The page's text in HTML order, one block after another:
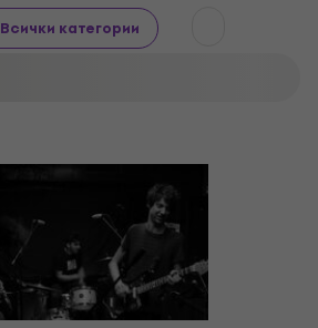
Всички категории